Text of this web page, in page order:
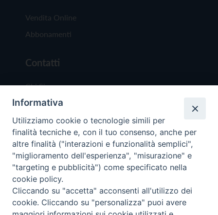
Vendita Online
Abbonamenti
Contatti
Chi Siamo
Redazione
Scrivici
Copyright © 2019 - Tutti i diritti riservati - Vita
Trentina Editrice
Informativa
Utilizziamo cookie o tecnologie simili per
finalità tecniche e, con il tuo consenso, anche per
altre finalità ("interazioni e funzionalità semplici",
"miglioramento dell'esperienza", "misurazione" e
"targeting e pubblicità") come specificato nella
cookie policy.
Cliccando su "accetta" acconsenti all'utilizzo dei
cookie. Cliccando su "personalizza" puoi avere